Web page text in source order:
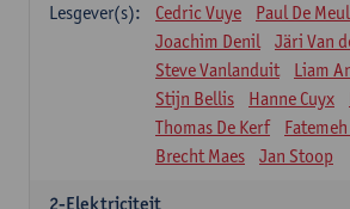
Lesgever(s):
Cedric Vuye
Paul De
Joachim Denil
Järi Van
Steve Vanlanduit
Liam
Stijn Bellis
Hanne Cuyx
Thomas De Kerf
Brecht Maes
Jan Stoop
2-Elektriciteit